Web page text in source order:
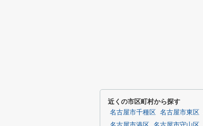
近くの市区町村から探す
名古屋市千種区 名古屋市東区